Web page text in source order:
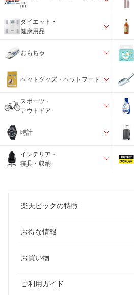
品
ダイエット・
健康用品
おもちゃ
ペットグッズ・ペットフード
スポーツ・
アウトドア
時計
インテリア・
寝具・収納
楽天ビックの特徴
お得な情報
お買い物
ご利用ガイド